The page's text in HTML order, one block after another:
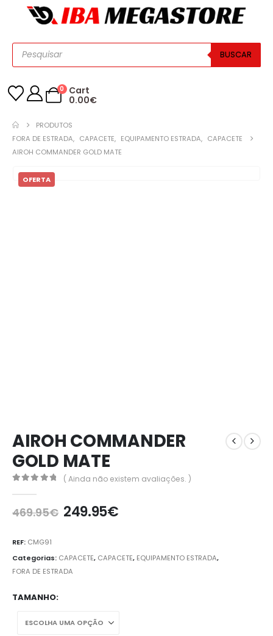
BUSCAR
0
Cart
0.00€
PRODUTOS
FORA DE ESTRADA, CAPACETE, EQUIPAMENTO ESTRADA, CAPACETE
AIROH COMMANDER GOLD MATE
OFERTA
AIROH COMMANDER
GOLD MATE
( Ainda não existem avaliações. )
469.95€ 249.95€
REF: CMG91
Categorias: CAPACETE, CAPACETE, EQUIPAMENTO ESTRADA,
FORA DE ESTRADA
TAMANHO